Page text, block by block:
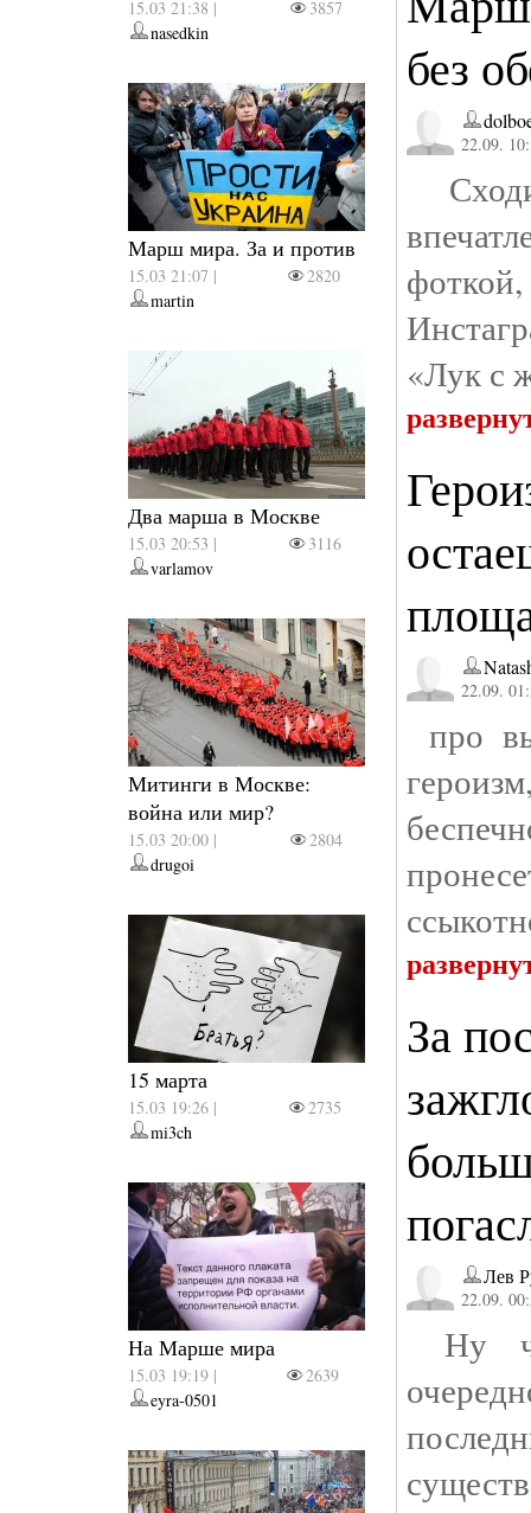
15.03 21:38 |
3857
nasedkin
Марш мира. За и против
15.03 21:07 |
2820
martin
Два марша в Москве
15.03 20:53 |
3116
varlamov
Митинги в Москве:
война или мир?
15.03 20:00 |
2804
drugoi
15 марта
15.03 19:26 |
2735
mi3ch
На Марше мира
15.03 19:19 |
2639
eyra-0501
без
22.09.
«Лук с
22.09.
про
За
Лев
22.09.
Ну